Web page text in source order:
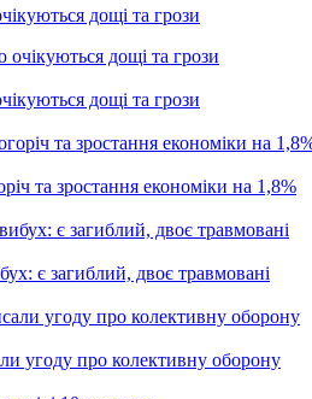
дощі та грози
дощі та грози
та зростання економіки на 1,8%
є загиблий, двоє травмовані
угоду про колективну оборону